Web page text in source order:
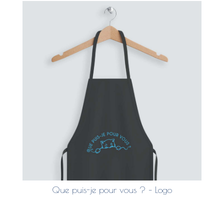
Que puis-je pour vous ? – Logo